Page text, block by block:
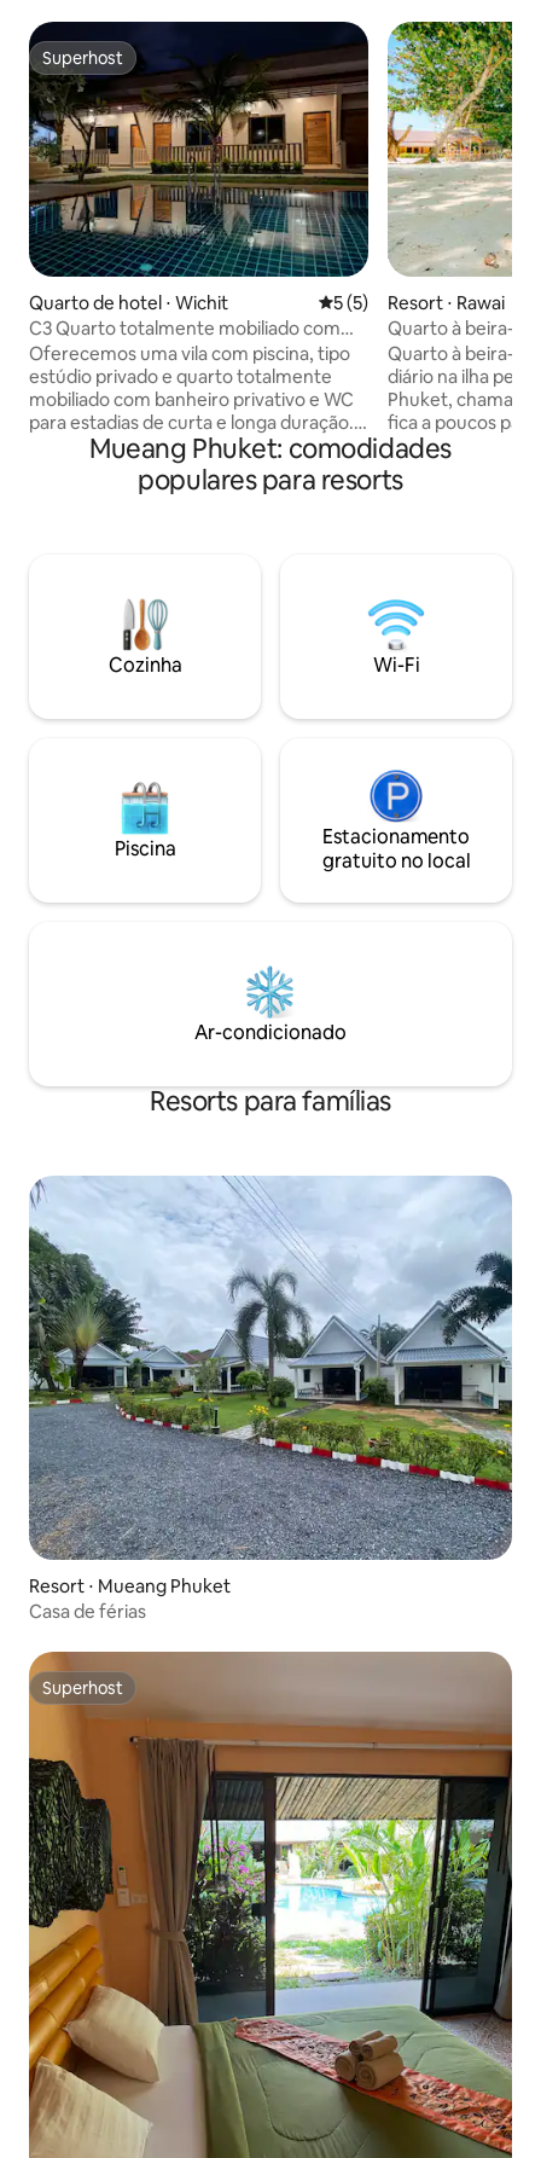
Superhost
Superhost
Quarto de hotel ⋅ Wichit 5 de uma avaliação média
5 (5)
C3 Quarto totalmente mobiliado com
piscina perto da academia de
treinamento
Oferecemos uma vila com piscina, tipo
estúdio privado e quarto totalmente
mobiliado com banheiro privativo e WC
para estadias de curta e longa duração.
Nosso quarto também está equipado
com uma barra de couter adequada
para cozinhar e lavar roupa leve
para proteger sua privacidade e
segurança. Estamos localizados a 30
metros da estrada principal, o que
garantirá que você não tenha ruído de
Resort ⋅ Rawai
Quarto à beira-
manhã diário
Quarto à beira-
diário na ilha
Phuket, chamado
fica a poucos
areia branca
claras. O resort
restaurante,
Wi-Fi do resort
conecte por dias
Pier ao resort fica
minutos de barco
Mueang Phuket: comodidades
populares para resorts
Cozinha Wi-Fi
Piscina
Estacionamento
gratuito no local
Ar-condicionado
Resorts para famílias
Resort ⋅ Mueang Phuket
Casa de férias
Superhost
Superhost